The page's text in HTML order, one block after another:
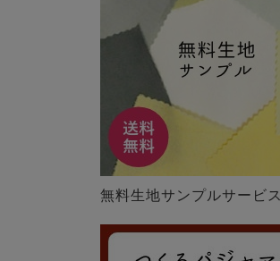
無料生地サンプルサービス